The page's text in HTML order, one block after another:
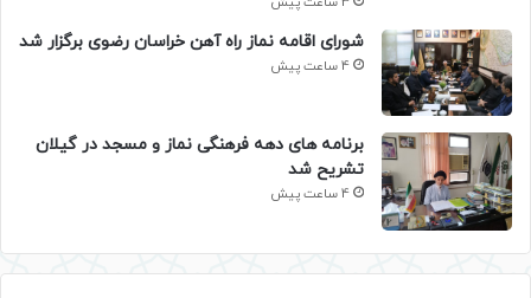
شورای اقامه نماز راه آهن خراسان رضوی برگزار شد
4 ساعت پیش
برنامه های دهه فرهنگی نماز و مسجد در گیلان
تشریح شد
4 ساعت پیش